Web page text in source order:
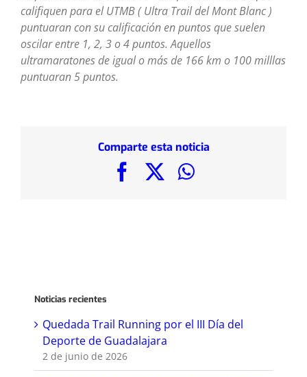
califiquen para el UTMB ( Ultra Trail del Mont Blanc )
puntuaran con su calificación en puntos que suelen
oscilar entre 1, 2, 3 o 4 puntos. Aquellos
ultramaratones de igual o más de 166 km o 100 milllas
puntuaran 5 puntos.
Comparte esta noticia
FacebookWhatsApp
Noticias recientes
Quedada Trail Running por el III Día del
Deporte de Guadalajara
2 de junio de 2026